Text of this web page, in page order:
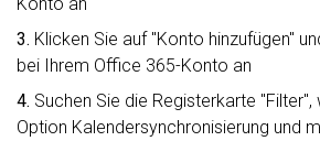
3. Klicken Sie auf "Konto hinzufügen"
bei Ihrem Office 365-Konto an
4. Suchen Sie die Registerkarte "Filter",
Option Kalendersynchronisierung und